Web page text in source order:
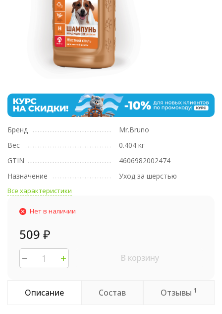
Бренд
Mr.Bruno
Вес
0.404 кг
GTIN
4606982002474
Назначение
Уход за шерстью
Все характеристики
Нет в наличии
509 ₽
В корзину
Описание Состав Отзывы 1